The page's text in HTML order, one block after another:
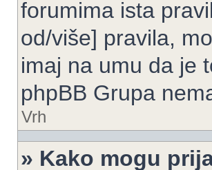
forumima ista
od/više] pravila,
imaj na umu da je
phpBB Grupa
Vrh
» Kako mogu